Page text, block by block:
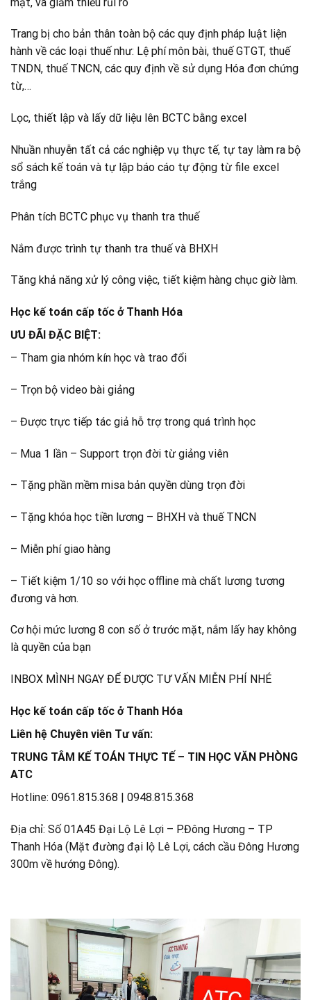
Trang bị cho bản thân toàn bộ các quy định pháp luật liện
hành về các loại thuế như: Lệ phí môn bài, thuế GTGT, thuế
TNDN, thuế TNCN, các quy định về sử dụng Hóa đơn chứng
từ,…
Lọc, thiết lập và lấy dữ liệu lên BCTC bằng excel
Nhuần nhuyễn tất cả các nghiệp vụ thực tế, tự tay làm ra bộ
sổ sách kế toán và tự lập báo cáo tự động từ file excel
trắng
Phân tích BCTC phục vụ thanh tra thuế
Nắm được trình tự thanh tra thuế và BHXH
Tăng khả năng xử lý công việc, tiết kiệm hàng chục giờ làm.
Học kế toán cấp tốc ở Thanh Hóa
ƯU ĐÃI ĐẶC BIỆT:
– Tham gia nhóm kín học và trao đổi
– Trọn bộ video bài giảng
– Được trực tiếp tác giả hỗ trợ trong quá trình học
– Mua 1 lần – Support trọn đời từ giảng viên
– Tặng phần mềm misa bản quyền dùng trọn đời
– Tặng khóa học tiền lương – BHXH và thuế TNCN
– Miễn phí giao hàng
– Tiết kiệm 1/10 so với học offline mà chất lương tương
đương và hơn.
Cơ hội mức lương 8 con số ở trước mặt, nắm lấy hay không
là quyền của bạn
INBOX MÌNH NGAY ĐỂ ĐƯỢC TƯ VẤN MIỄN PHÍ NHÉ
Học kế toán cấp tốc ở Thanh Hóa
Liên hệ Chuyên viên Tư vấn:
TRUNG TÂM KẾ TOÁN THỰC TẾ – TIN HỌC VĂN PHÒNG
ATC
Hotline: 0961.815.368 | 0948.815.368
Địa chỉ: Số 01A45 Đại Lộ Lê Lợi – P.Đông Hương – TP
Thanh Hóa (Mặt đường đại lộ Lê Lợi, cách cầu Đông Hương
300m về hướng Đông).